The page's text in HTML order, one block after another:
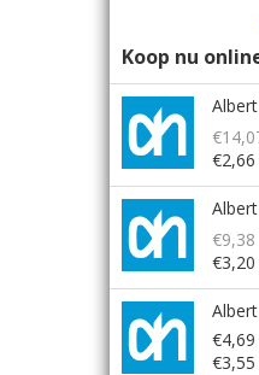
Koop nu
€9,38